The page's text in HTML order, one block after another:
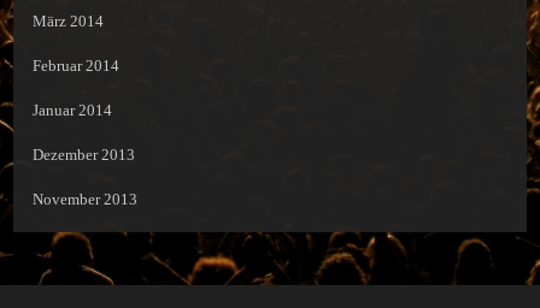
März 2014
Februar 2014
Januar 2014
Dezember 2013
November 2013